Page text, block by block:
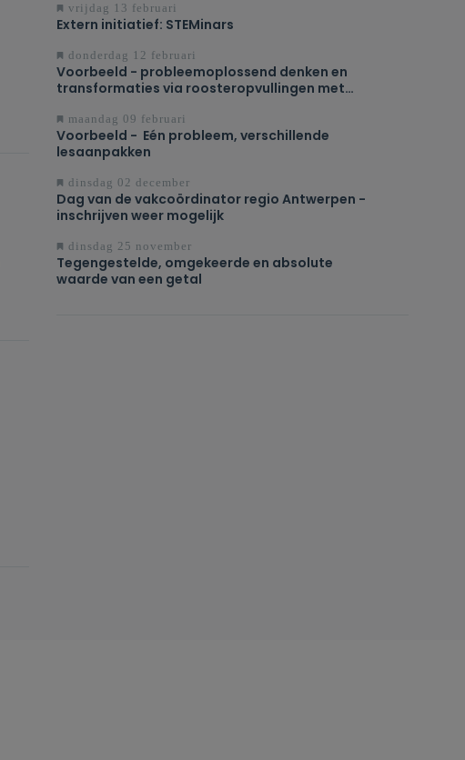
vrijdag 13 februari
Extern initiatief: STEMinars
donderdag 12 februari
Voorbeeld - probleemoplossend denken en
transformaties via roosteropvullingen met
maandag 09 februari
Voorbeeld - Eén probleem, verschillende
lesaanpakken
dinsdag 02 december
Dag van de vakcoördinator regio Antwerpen -
inschrijven weer mogelijk
dinsdag 25 november
Tegengestelde, omgekeerde en absolute
waarde van een getal